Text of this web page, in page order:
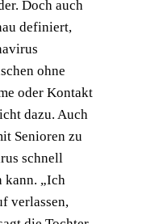
Doch auch
definiert,
ohne
oder Kontakt
dazu. Auch
Senioren zu
schnell
kann. „Ich
verlassen,